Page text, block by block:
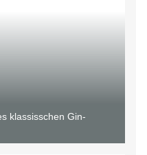
klassisschen Gin-